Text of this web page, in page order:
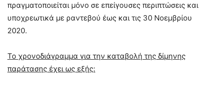
πραγματοποιείται μόνο σε επείγουσες περιπτώσεις και
υποχρεωτικά με ραντεβού έως και τις 30 Νοεμβρίου
2020.
Το χρονοδιάγραμμα για την καταβολή της δίμηνης
παράτασης έχει ως εξής: